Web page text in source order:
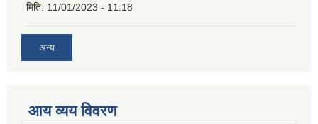
मिति: 11/01/2023 - 11:18
अन्य
आय व्यय विवरण